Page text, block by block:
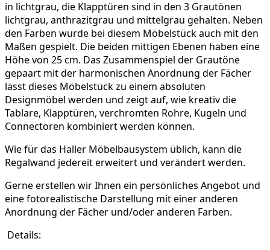
in lichtgrau, die Klapptüren sind in den 3 Grautönen
lichtgrau, anthrazitgrau und mittelgrau gehalten. Neben
den Farben wurde bei diesem Möbelstück auch mit den
Maßen gespielt. Die beiden mittigen Ebenen haben eine
Höhe von 25 cm. Das Zusammenspiel der Grautöne
gepaart mit der harmonischen Anordnung der Fächer
lässt dieses Möbelstück zu einem absoluten
Designmöbel werden und zeigt auf, wie kreativ die
Tablare, Klapptüren, verchromten Rohre, Kugeln und
Connectoren kombiniert werden können.
Wie für das Haller Möbelbausystem üblich, kann die
Regalwand jedereit erweitert und verändert werden.
Gerne erstellen wir Ihnen ein persönliches Angebot und
eine fotorealistische Darstellung mit einer anderen
Anordnung der Fächer und/oder anderen Farben.
Details: